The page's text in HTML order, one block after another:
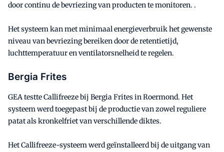
door continu de bevriezing van producten te monitoren. .
Het systeem kan met minimaal energieverbruik het gewenste
niveau van bevriezing bereiken door de retentietijd,
luchttemperatuur en ventilatorsnelheid te regelen.
Bergia Frites
GEA testte Callifreeze bij Bergia Frites in Roermond. Het
systeem werd toegepast bij de productie van zowel reguliere
patat als kronkelfriet van verschillende diktes.
Het Callifreeze-systeem werd geïnstalleerd bij de uitgang van